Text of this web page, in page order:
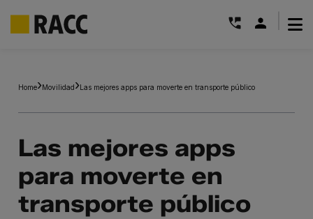
contenido
Home Movilidad Las mejores apps para moverte en transporte público
Las mejores apps
para moverte en
transporte público